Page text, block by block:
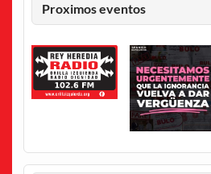
Proximos eventos